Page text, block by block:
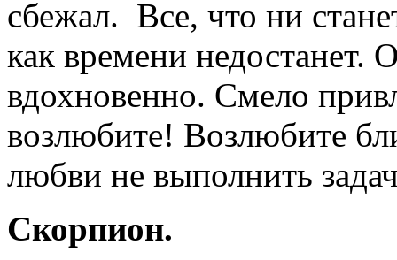
сбежал. Все, что ни
как времени недостанет.
вдохновенно. Смело
возлюбите! Возлюбите
любви не выполнить
Скорпион.